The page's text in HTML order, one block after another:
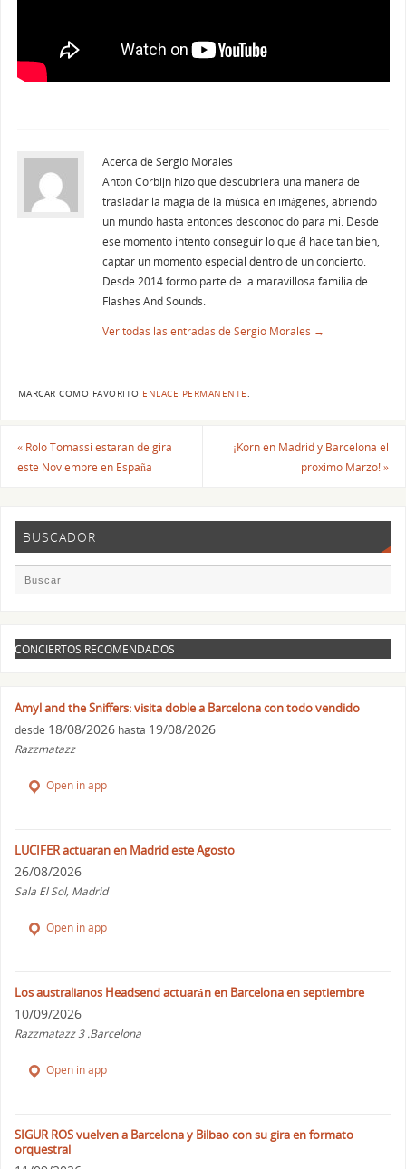
Acerca de Sergio Morales
Anton Corbijn hizo que descubriera una manera de
trasladar la magia de la música en imágenes, abriendo
un mundo hasta entonces desconocido para mi. Desde
ese momento intento conseguir lo que él hace tan bien,
captar un momento especial dentro de un concierto.
Desde 2014 formo parte de la maravillosa familia de
Flashes And Sounds.
Ver todas las entradas de Sergio Morales →
MARCAR COMO FAVORITO ENLACE PERMANENTE.
«Rolo Tomassi estaran de gira
este Noviembre en España
¡Korn en Madrid y Barcelona el
proximo Marzo!»
BUSCADOR
CONCIERTOS RECOMENDADOS
Amyl and the Sniffers: visita doble a Barcelona con todo vendido
desde 18/08/2026 hasta 19/08/2026
Razzmatazz
Open in app
LUCIFER actuaran en Madrid este Agosto
26/08/2026
Sala El Sol, Madrid
Open in app
Los australianos Headsend actuarán en Barcelona en septiembre
10/09/2026
Razzmatazz 3 .Barcelona
Open in app
SIGUR ROS vuelven a Barcelona y Bilbao con su gira en formato
orquestral